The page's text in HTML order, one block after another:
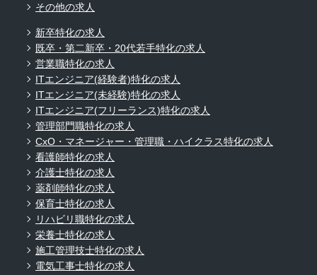
その他の求人
新卒特化の求人
既卒・第二新卒・20代若手特化の求人
営業職特化の求人
ITエンジニア(経験者)特化の求人
ITエンジニア(未経験)特化の求人
ITエンジニア(フリーランス)特化の求人
管理部門職特化の求人
CxO・マネージャー・管理職・ハイクラス特化の求人
看護師特化の求人
介護士特化の求人
薬剤師特化の求人
保育士特化の求人
リハビリ職特化の求人
栄養士特化の求人
施工管理技士特化の求人
電気工事士特化の求人